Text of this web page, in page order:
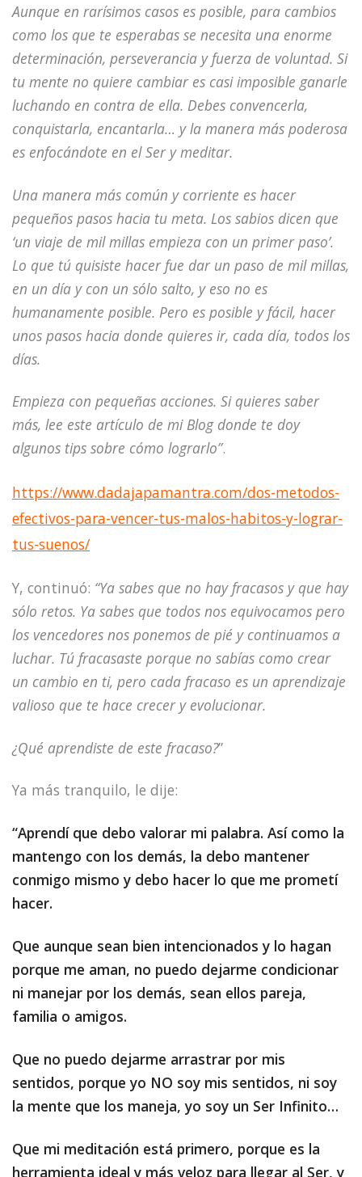
Aunque en rarísimos casos es posible, para cambios
como los que te esperabas se necesita una enorme
determinación, perseverancia y fuerza de voluntad. Si
tu mente no quiere cambiar es casi imposible ganarle
luchando en contra de ella. Debes convencerla,
conquistarla, encantarla… y la manera más poderosa
es enfocándote en el Ser y meditar.
Una manera más común y corriente es hacer
pequeños pasos hacia tu meta. Los sabios dicen que
‘un viaje de mil millas empieza con un primer paso’.
Lo que tú quisiste hacer fue dar un paso de mil millas,
en un día y con un sólo salto, y eso no es
humanamente posible. Pero es posible y fácil, hacer
unos pasos hacia donde quieres ir, cada día, todos los
días.
Empieza con pequeñas acciones. Si quieres saber
más, lee este artículo de mi Blog donde te doy
algunos tips sobre cómo lograrlo”.
https://www.dadajapamantra.com/dos-metodos-
efectivos-para-vencer-tus-malos-habitos-y-lograr-
tus-suenos/
Y, continuó: “Ya sabes que no hay fracasos y que hay
sólo retos. Ya sabes que todos nos equivocamos pero
los vencedores nos ponemos de pié y continuamos a
luchar. Tú fracasaste porque no sabías como crear
un cambio en ti, pero cada fracaso es un aprendizaje
valioso que te hace crecer y evolucionar.
¿Qué aprendiste de este fracaso?”
Ya más tranquilo, le dije:
“Aprendí que debo valorar mi palabra. Así como la
mantengo con los demás, la debo mantener
conmigo mismo y debo hacer lo que me prometí
hacer.
Que aunque sean bien intencionados y lo hagan
porque me aman, no puedo dejarme condicionar
ni manejar por los demás, sean ellos pareja,
familia o amigos.
Que no puedo dejarme arrastrar por mis
sentidos, porque yo NO soy mis sentidos, ni soy
la mente que los maneja, yo soy un Ser Infinito…
Que mi meditación está primero, porque es la
herramienta ideal y más veloz para llegar al Ser, y